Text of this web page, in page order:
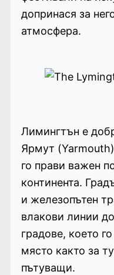
допринася за
атмосфера.
Лимингтън е
Ярмут
го прави важен
континента.
и железопътен
влакови линии
градове, което
място както за
пътуващи.